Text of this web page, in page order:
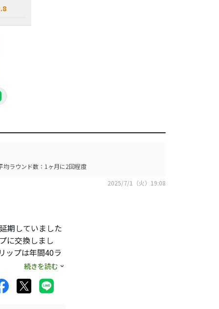
均ラウンド数：1ヶ月に2回程度
2025/7/1（火）19:08
期していました
に交換しまし
ップは年間40ラ
とは言え、よく
いは使用できた
続きを読む